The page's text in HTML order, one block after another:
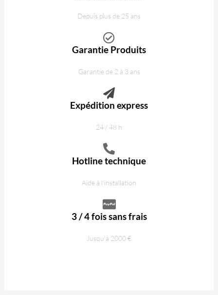
Depuis plus de 25 ans
Garantie Produits
Garantie de 2 à 3 ans
Expédition express
24 / 48 h
Hotline technique
Aide à l'installation
3 / 4 fois sans frais
Jusqu'à 2000 €